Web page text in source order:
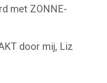
met ZONNE-
door mij, Liz